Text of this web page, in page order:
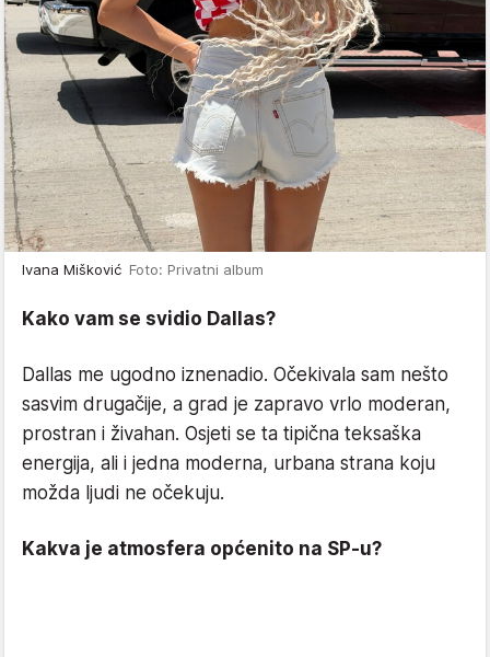
Ivana Mišković Foto: Privatni album
Kako vam se svidio Dallas?
Dallas me ugodno iznenadio. Očekivala sam nešto
sasvim drugačije, a grad je zapravo vrlo moderan,
prostran i živahan. Osjeti se ta tipična teksaška
energija, ali i jedna moderna, urbana strana koju
možda ljudi ne očekuju.
Kakva je atmosfera općenito na SP-u?